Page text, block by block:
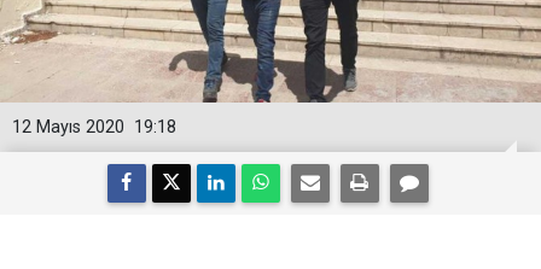
19:18
12 Mayıs 2020